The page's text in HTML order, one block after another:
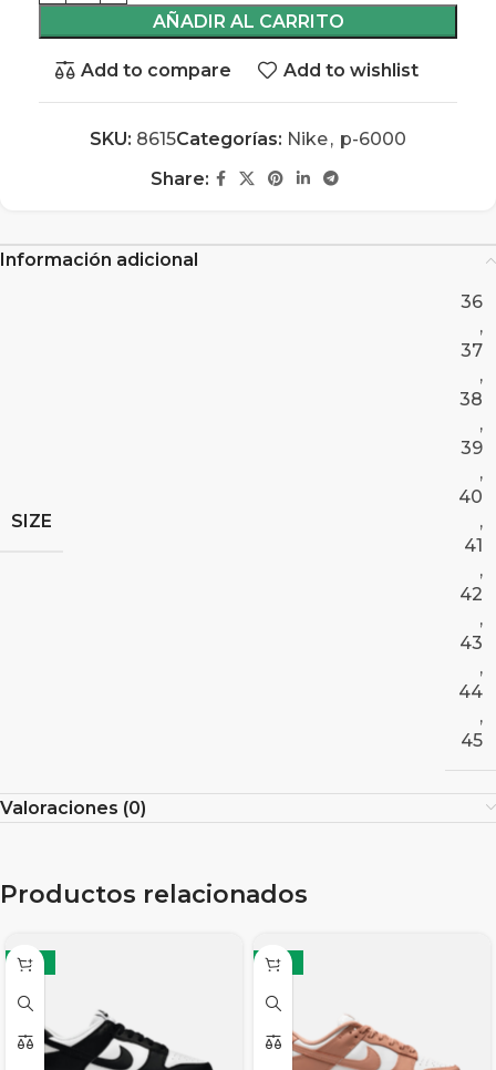
AÑADIR AL CARRITO
Add to compare Add to wishlist
SKU: 8615Categorías: Nike, p-6000
Share:
Información adicional
SIZE
36
,
37
,
38
,
39
,
40
,
41
,
42
,
43
,
44
,
45
Valoraciones (0)
Productos relacionados
-17% -17%